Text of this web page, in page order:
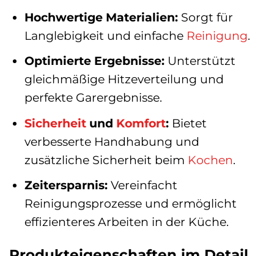
Hochwertige Materialien:Sorgt für
Langlebigkeit und einfache Reinigung.
Optimierte Ergebnisse:Unterstützt
gleichmäßige Hitzeverteilung und
perfekte Garergebnisse.
Sicherheitund Komfort:Bietet
verbesserte Handhabung und
zusätzliche Sicherheit beim Kochen.
Zeitersparnis:Vereinfacht
Reinigungsprozesse und ermöglicht
effizienteres Arbeiten in der Küche.